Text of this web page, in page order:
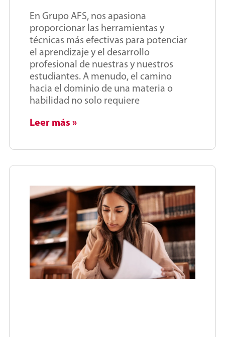
En Grupo AFS, nos apasiona
proporcionar las herramientas y
técnicas más efectivas para potenciar
el aprendizaje y el desarrollo
profesional de nuestras y nuestros
estudiantes. A menudo, el camino
hacia el dominio de una materia o
habilidad no solo requiere
Leer más »